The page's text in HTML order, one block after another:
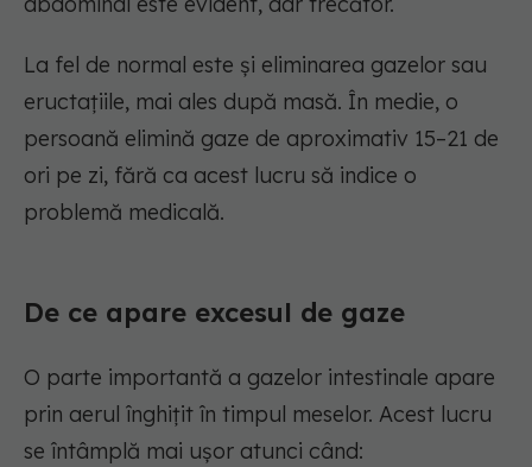
La fel de normal este și eliminarea gazelor sau
eructațiile, mai ales după masă. În medie, o
persoană elimină gaze de aproximativ 15–21 de
ori pe zi, fără ca acest lucru să indice o
problemă medicală.
De ce apare excesul de gaze
O parte importantă a gazelor intestinale apare
prin aerul înghițit în timpul meselor. Acest lucru
se întâmplă mai ușor atunci când: